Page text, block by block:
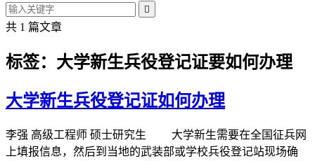

共 1 篇文章
标签：大学新生兵役登记证要如何办理
大学新生兵役登记证如何办理
李强 高级工程师 硕士研究生 大学新生需要在全国征兵网
上填报信息，然后到当地的武装部或学校兵役登记站现场确